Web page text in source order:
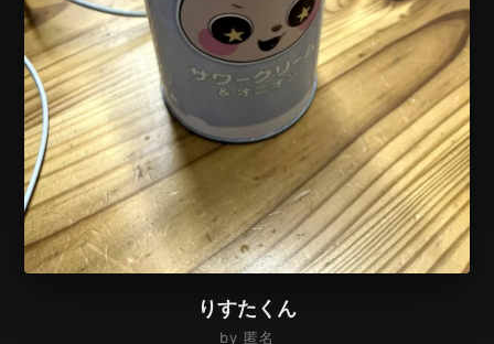
りすたくん
by 匿名